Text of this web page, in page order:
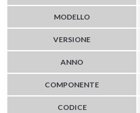
MODELLO
VERSIONE
ANNO
COMPONENTE
CODICE